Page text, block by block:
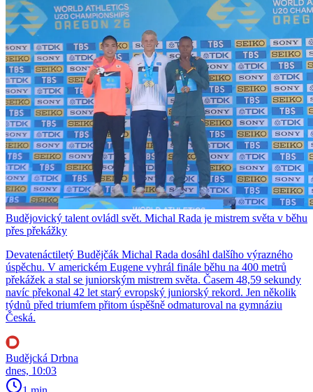
Budějovický talent ovládl svět. Michal Rada je mistrem světa v běhu
přes překážky
Devatenáctiletý Budějčák Michal Rada dosáhl dalšího výrazného
úspěchu. V americkém Eugene vyhrál finále běhu na 400 metrů
překážek a stal se juniorským mistrem světa. Časem 48,59 sekundy
navíc překonal 42 let starý evropský juniorský rekord. Jen několik
týdnů před triumfem přitom úspěšně odmaturoval na gymnáziu
Česká.
Budějcká Drbna
dnes, 10:03